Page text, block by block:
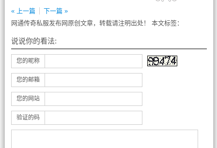
« 上一篇
下一篇 »
网通传奇私服发布网原创文章，转载请注明出处！ 本文标签：
说说你的看法:
您的昵称
您的邮箱
您的网站
验证的码